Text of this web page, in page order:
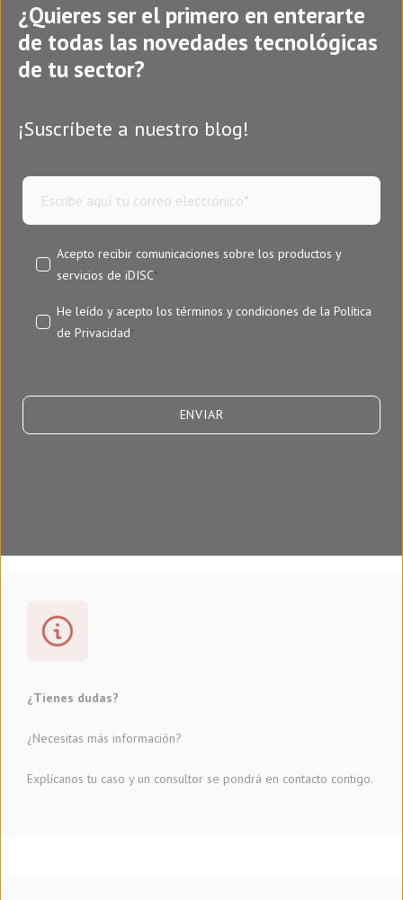
¿Quieres ser el primero en enterarte
de todas las novedades tecnológicas
de tu sector?
¡Suscríbete a nuestro blog!
Acepto recibir comunicaciones sobre los productos y
servicios de iDISC*
He leído y acepto los términos y condiciones de la Política
de Privacidad*
¿Tienes dudas?
¿Necesitas más información?
Explícanos tu caso y un consultor se pondrá en contacto contigo.